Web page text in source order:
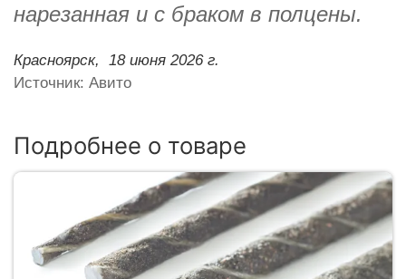
нарезанная и с браком в полцены.
Красноярск,
18 июня 2026 г.
Источник: Авито
Подробнее о товаре